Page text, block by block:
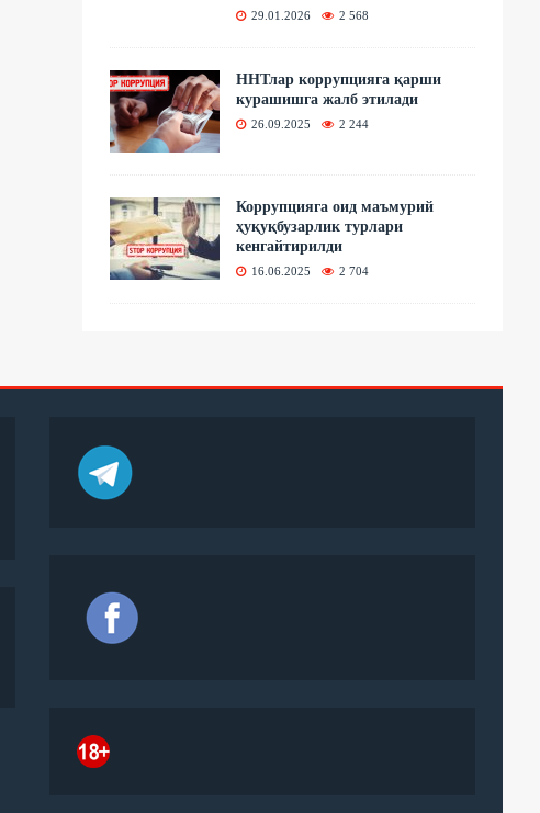
29.01.2026 2 568
ННТлар коррупцияга қарши
курашишга жалб этилади
26.09.2025 2 244
Коррупцияга оид маъмурий
ҳуқуқбузарлик турлари
кенгайтирилди
16.06.2025 2 704